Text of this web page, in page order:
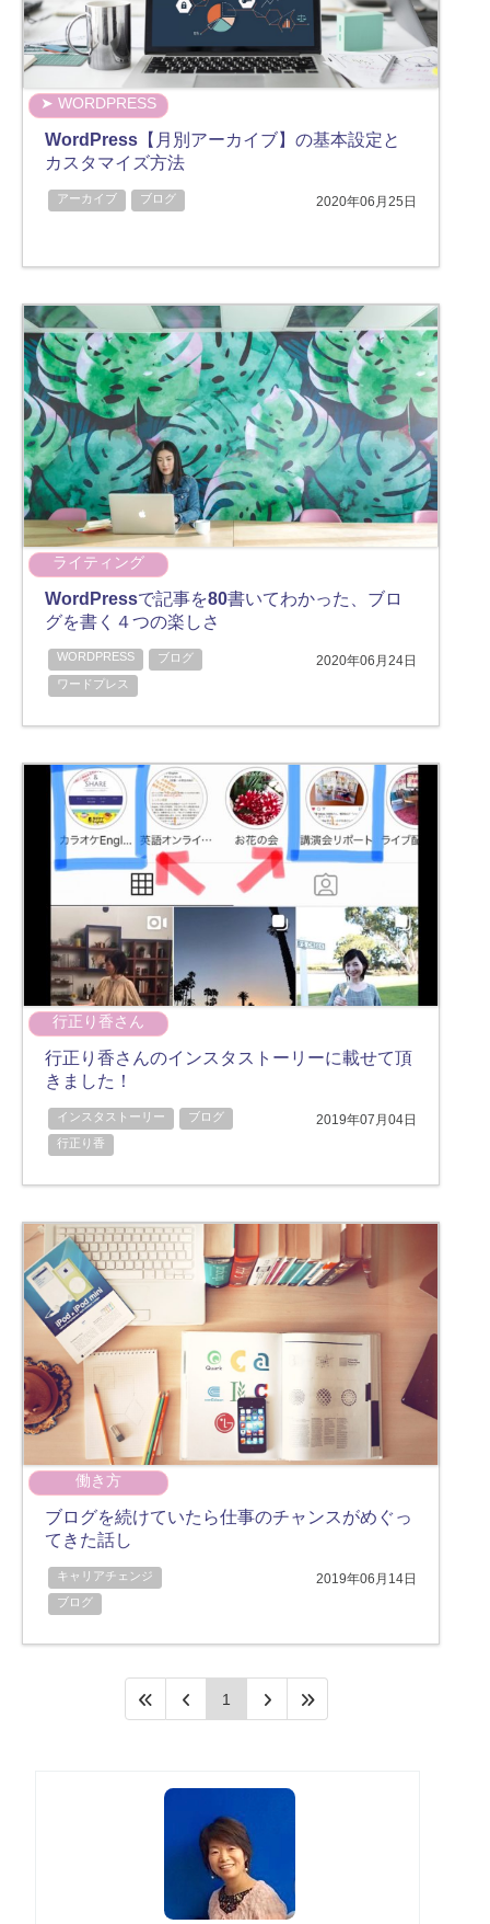
➤ WORDPRESS
WordPress【月別アーカイブ】の基本設定と
カスタマイズ方法
アーカイブ ブログ 2020年06月25日
ライティング
WordPressで記事を80書いてわかった、ブロ
グを書く４つの楽しさ
WORDPRESS
ブログ
ワードプレス
2020年06月24日
行正り香さん
行正り香さんのインスタストーリーに載せて頂
きました！
インスタストーリー
ブログ
行正り香
2019年07月04日
働き方
ブログを続けていたら仕事のチャンスがめぐっ
てきた話し
キャリアチェンジ
ブログ
2019年06月14日
1